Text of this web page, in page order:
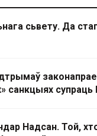
сьвету. Да
санкцыях
Надсан. Той,